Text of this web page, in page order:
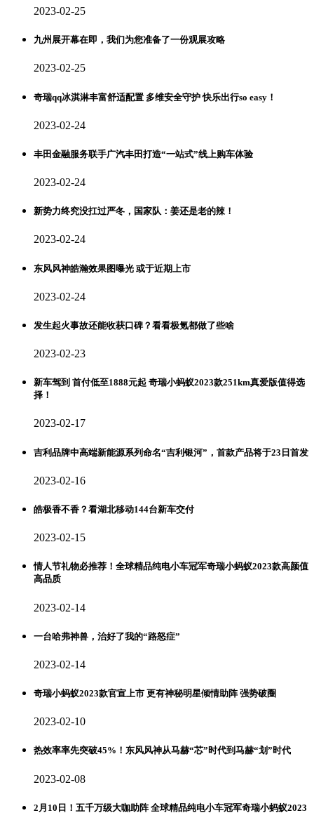
2023-02-25
九州展开幕在即，我们为您准备了一份观展攻略
2023-02-25
奇瑞qq冰淇淋丰富舒适配置 多维安全守护 快乐出行so easy！
2023-02-24
丰田金融服务联手广汽丰田打造“一站式”线上购车体验
2023-02-24
新势力终究没扛过严冬，国家队：姜还是老的辣！
2023-02-24
东风风神皓瀚效果图曝光 或于近期上市
2023-02-24
发生起火事故还能收获口碑？看看极氪都做了些啥
2023-02-23
新车驾到 首付低至1888元起 奇瑞小蚂蚁2023款251km真爱版值得选
择！
2023-02-17
吉利品牌中高端新能源系列命名“吉利银河”，首款产品将于23日首发
2023-02-16
皓极香不香？看湖北移动144台新车交付
2023-02-15
情人节礼物必推荐！全球精品纯电小车冠军奇瑞小蚂蚁2023款高颜值
高品质
2023-02-14
一台哈弗神兽，治好了我的“路怒症”
2023-02-14
奇瑞小蚂蚁2023款官宣上市 更有神秘明星倾情助阵 强势破圈
2023-02-10
热效率率先突破45%！东风风神从马赫“芯”时代到马赫“划”时代
2023-02-08
2月10日！五千万级大咖助阵 全球精品纯电小车冠军奇瑞小蚂蚁2023